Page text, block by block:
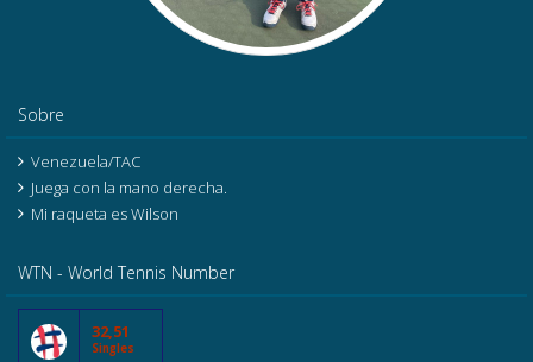
Sobre
Venezuela/TAC
Juega con la mano derecha.
Mi raqueta es Wilson
WTN - World Tennis Number
32,51
Singles